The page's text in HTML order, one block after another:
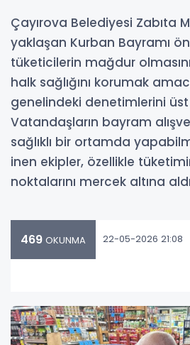
Çayırova Belediyesi Zabıta
yaklaşan Kurban Bayramı
tüketicilerin mağdur
halk sağlığını korumak
genelindeki denetimlerini üst
Vatandaşların bayram
sağlıklı bir ortamda
inen ekipler, özellikle
noktalarını mercek altına
469 OKUNMA 22-05-2026 21:08